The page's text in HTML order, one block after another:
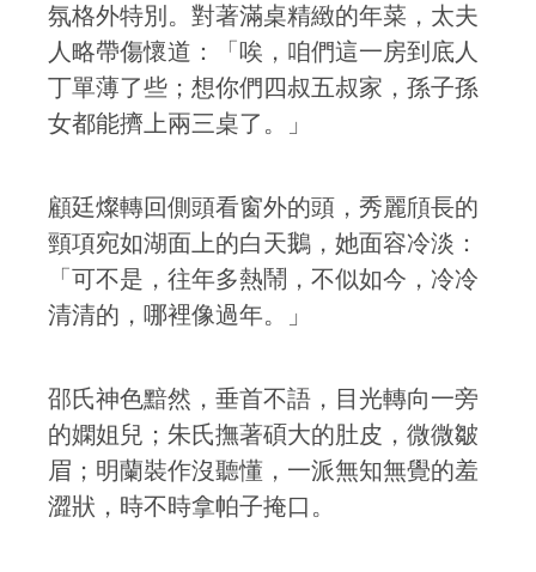
氛格外特別。對著滿桌精緻的年菜，太夫
人略帶傷懷道：「唉，咱們這一房到底人
丁單薄了些；想你們四叔五叔家，孫子孫
女都能擠上兩三桌了。」
顧廷燦轉回側頭看窗外的頭，秀麗頎長的
頸項宛如湖面上的白天鵝，她面容冷淡：
「可不是，往年多熱鬧，不似如今，冷冷
清清的，哪裡像過年。」
邵氏神色黯然，垂首不語，目光轉向一旁
的嫻姐兒；朱氏撫著碩大的肚皮，微微皺
眉；明蘭裝作沒聽懂，一派無知無覺的羞
澀狀，時不時拿帕子掩口。